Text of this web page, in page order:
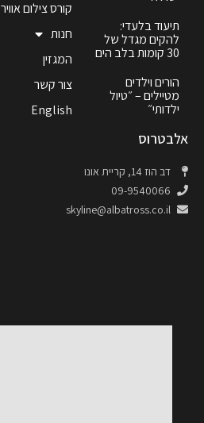
תיעוד בלעדי:
להקים מגדל של
30 קומות בלב הים
הורים וילדים
מטיילים – ״טיול
ילדותי״
קורס צילום אוויר
חנות
המגזין
צור קשר
English
אלבטרוס
דב הוז 14, קריית אונו
09-9540066
skyline@albatross.co.il